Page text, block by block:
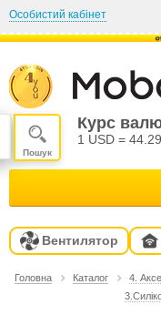
Особистий кабінет
Курс
1 USD =
Вентилятор
Головна Каталог 4.